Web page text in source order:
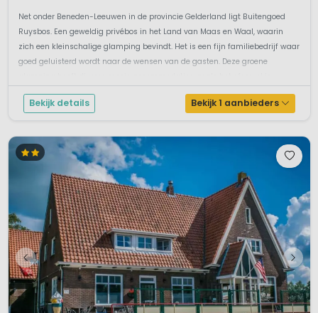
Net onder Beneden-Leeuwen in de provincie Gelderland ligt Buitengoed
Ruysbos. Een geweldig privébos in het Land van Maas en Waal, waarin
zich een kleinschalige glamping bevindt. Het is een fijn familiebedrijf waar
goed geluisterd wordt naar de wensen van de gasten. Deze groene
Bekijk details Bekijk 1 aanbieders